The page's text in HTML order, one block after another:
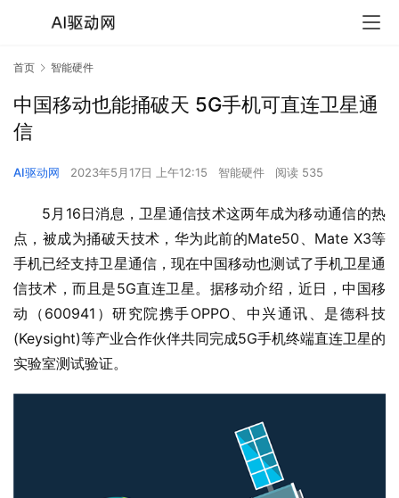
首页 智能硬件
中国移动也能捅破天 5G手机可直连卫星通
信
AI驱动网 2023年5月17日 上午12:15 智能硬件 阅读 535
5月16日消息，卫星通信技术这两年成为移动通信的热
点，被成为捅破天技术，华为此前的Mate50、Mate X3等
手机已经支持卫星通信，现在中国移动也测试了手机卫星通
信技术，而且是5G直连卫星。据移动介绍，近日，中国移
动（600941）研究院携手OPPO、中兴通讯、是德科技
(Keysight)等产业合作伙伴共同完成5G手机终端直连卫星的
实验室测试验证。